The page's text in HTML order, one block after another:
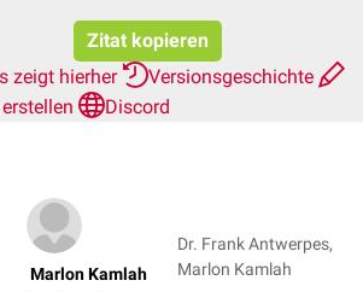
Zitat kopieren
zeigt hierher
Versionsgeschichte
Discord
Marlon Kamlah
Dr. Frank Antwerpes,
Marlon Kamlah